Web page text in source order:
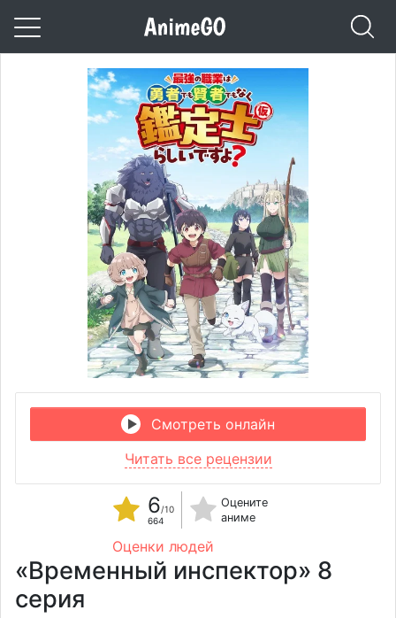
Смотреть онлайн
Читать все рецензии
6/10
664
Оцените
аниме
Оценки людей
«Временный инспектор» 8
серия